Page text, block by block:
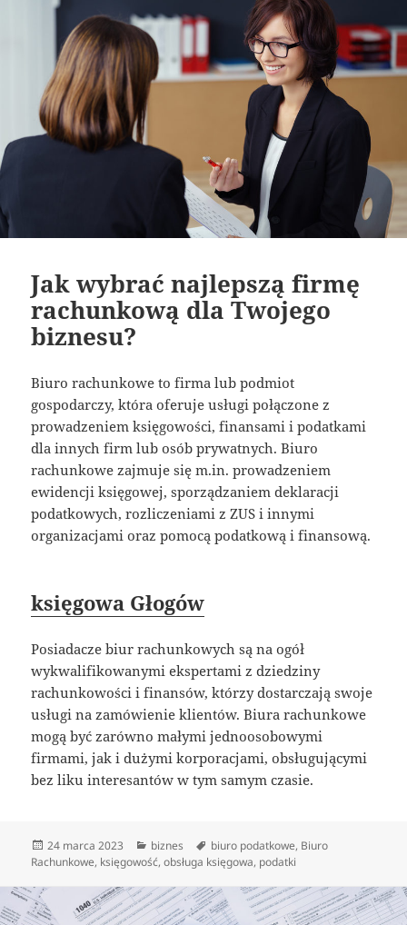
Jak wybrać najlepszą firmę
rachunkową dla Twojego
biznesu?
Biuro rachunkowe to firma lub podmiot
gospodarczy, która oferuje usługi połączone z
prowadzeniem księgowości, finansami i podatkami
dla innych firm lub osób prywatnych. Biuro
rachunkowe zajmuje się m.in. prowadzeniem
ewidencji księgowej, sporządzaniem deklaracji
podatkowych, rozliczeniami z ZUS i innymi
organizacjami oraz pomocą podatkową i finansową.
księgowa Głogów
Posiadacze biur rachunkowych są na ogół
wykwalifikowanymi ekspertami z dziedziny
rachunkowości i finansów, którzy dostarczają swoje
usługi na zamówienie klientów. Biura rachunkowe
mogą być zarówno małymi jednoosobowymi
firmami, jak i dużymi korporacjami, obsługującymi
bez liku interesantów w tym samym czasie.
Data
publikacji
24 marca 2023 Kategorie
biznes Tagi
biuro podatkowe, Biuro
Rachunkowe, księgowość,obsługa księgowa, podatki